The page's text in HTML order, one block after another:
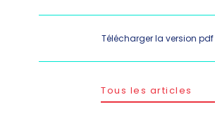
Télécharger la version pdf
Tous les articles